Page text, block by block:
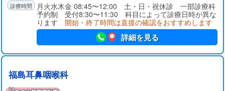
月火水木金 08:45〜12:00 土・日・祝休診 一部診療科
予約制 受付8:30〜11:30 科目によって診療日時が異な
ります 開始・終了時間は直接の確認をおすすめします
詳細を見る
福島耳鼻咽喉科